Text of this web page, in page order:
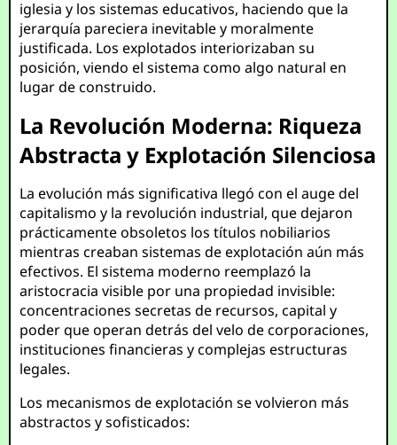
iglesia y los sistemas educativos, haciendo que la
jerarquía pareciera inevitable y moralmente
justificada. Los explotados interiorizaban su
posición, viendo el sistema como algo natural en
lugar de construido.
La Revolución Moderna: Riqueza
Abstracta y Explotación Silenciosa
La evolución más significativa llegó con el auge del
capitalismo y la revolución industrial, que dejaron
prácticamente obsoletos los títulos nobiliarios
mientras creaban sistemas de explotación aún más
efectivos. El sistema moderno reemplazó la
aristocracia visible por una propiedad invisible:
concentraciones secretas de recursos, capital y
poder que operan detrás del velo de corporaciones,
instituciones financieras y complejas estructuras
legales.
Los mecanismos de explotación se volvieron más
abstractos y sofisticados: